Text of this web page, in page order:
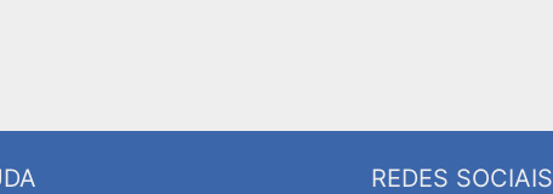
REDES SOCIAIS